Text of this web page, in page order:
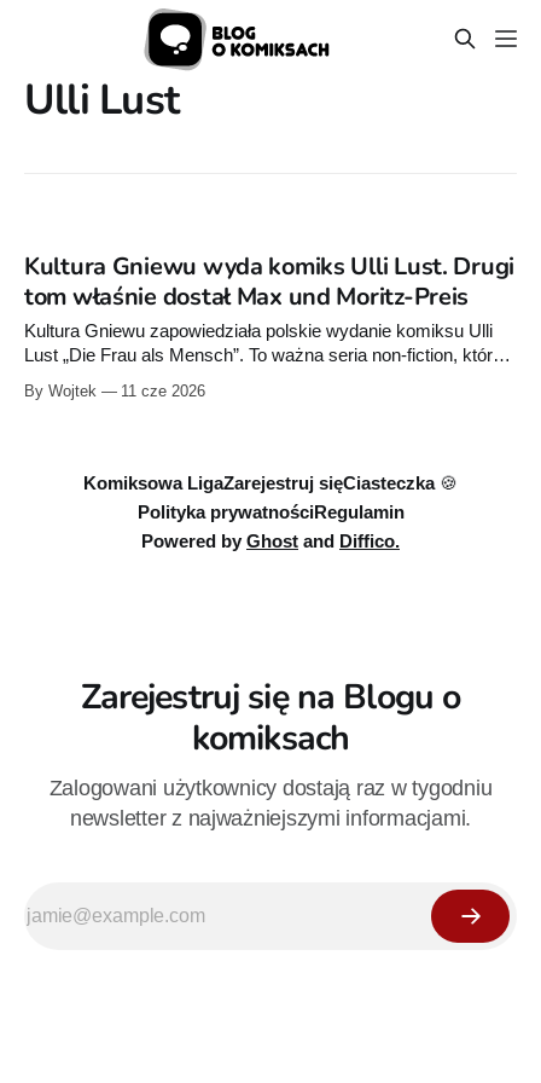
Ulli Lust
Kultura Gniewu wyda komiks Ulli Lust. Drugi
tom właśnie dostał Max und Moritz-Preis
Kultura Gniewu zapowiedziała polskie wydanie komiksu Ulli
Lust „Die Frau als Mensch”. To ważna seria non-fiction, której
drugi tom właśnie zdobył Max und Moritz-Preis.
By Wojtek 11 cze 2026
Komiksowa LigaZarejestruj sięCiasteczka 🍪
Polityka prywatnościRegulamin
Powered by Ghost and Diffico.
Zarejestruj się na Blogu o
komiksach
Zalogowani użytkownicy dostają raz w tygodniu
newsletter z najważniejszymi informacjami.